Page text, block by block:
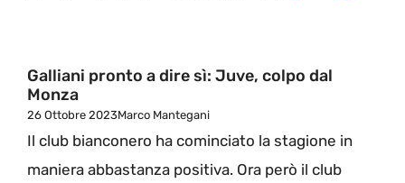
Galliani pronto a dire sì: Juve, colpo dal
Monza
26 Ottobre 2023Marco Mantegani
Il club bianconero ha cominciato la stagione in
maniera abbastanza positiva. Ora però il club